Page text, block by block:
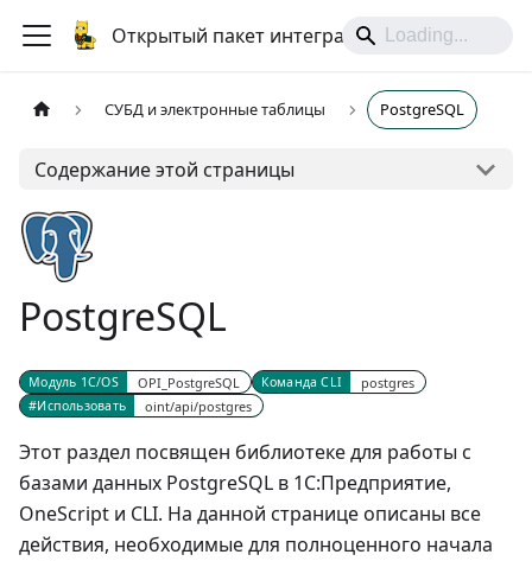
Открытый пакет интеграций
СУБД и электронные таблицы PostgreSQL
Содержание этой страницы
PostgreSQL
Модуль 1С/OS OPI_PostgreSQL Команда CLI postgres
#Использовать oint/api/postgres
Этот раздел посвящен библиотеке для работы с
базами данных PostgreSQL в 1С:Предприятие,
OneScript и CLI. На данной странице описаны все
действия, необходимые для полноценного начала